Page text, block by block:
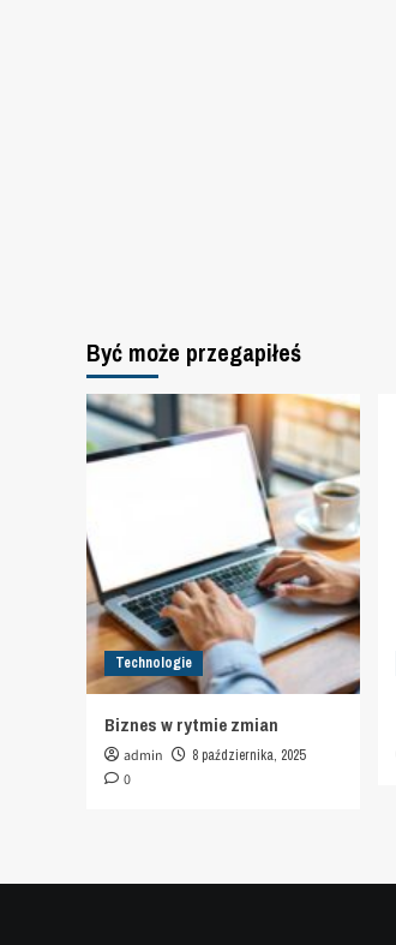
Być może przegapiłeś
Technologie
Biznes w rytmie zmian
admin 8 października, 2025
0